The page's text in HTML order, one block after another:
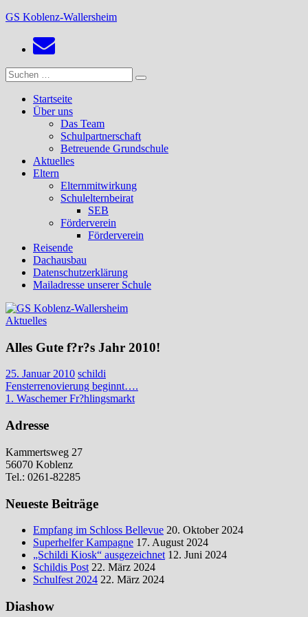
Zum
springen
GS Koblenz-Wallersheim
Suchen
nach:
Suchen
Startseite
Über uns
Das Team
Schulpartnerschaft
Betreuende Grundschule
Aktuelles
Eltern
Elternmitwirkung
Schulelternbeirat
SEB
Förderverein
Förderverein
Reisende
Dachausbau
Datenschutzerklärung
Mailadresse unserer Schule
Aktuelles
Alles Gute f?r?s Jahr 2010!
25. Januar 2010 schildi
Beitragsnavigation
Vorheriger
Beitrag:
Fensterrenovierung beginnt….
Nächster
1. Waschemer Fr?hlingsmarkt
Adresse
Kammertsweg 27
56070 Koblenz
Tel.: 0261-82285
Neueste Beiträge
Empfang im Schloss Bellevue 20. Oktober 2024
Superhelfer Kampagne 17. August 2024
„Schildi Kiosk“ ausgezeichnet 12. Juni 2024
Schildis Post 22. März 2024
Schulfest 2024 22. März 2024
Diashow